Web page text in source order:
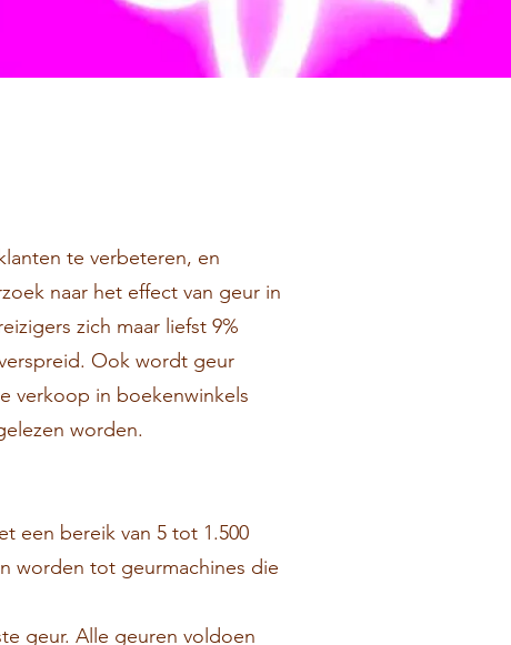
te verbeteren, en
naar het effect van geur in
zich maar liefst 9%
Ook wordt geur
verkoop in boekenwinkels
worden.
een bereik van 5 tot 1.500
worden tot geurmachines die
geur. Alle geuren voldoen